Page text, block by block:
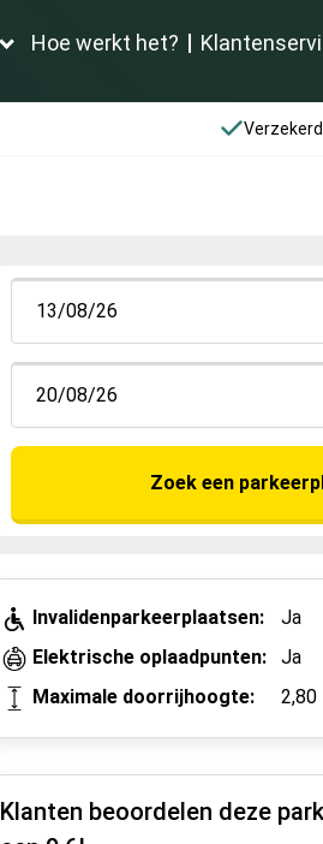
Hoe werkt het?
Zoek een
Invalidenparkeerplaatsen:
Ja
Elektrische oplaadpunten:
Ja
Maximale doorrijhoogte:
2,80
Klanten beoordelen deze